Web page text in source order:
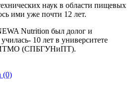
наук в области пищевых
ими уже почти 12 лет.
Nutrition был долог и
10 лет в университете
ИТМО (СПБГУНиПТ).
(0)